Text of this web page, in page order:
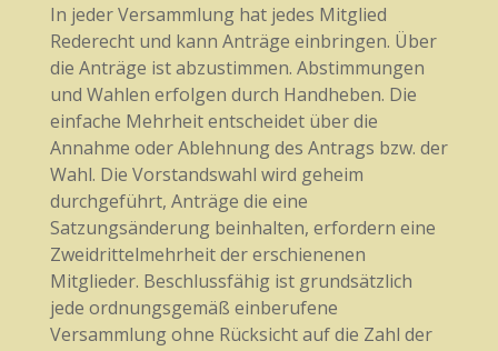
In jeder Versammlung hat jedes Mitglied
Rederecht und kann Anträge einbringen. Über
die Anträge ist abzustimmen. Abstimmungen
und Wahlen erfolgen durch Handheben. Die
einfache Mehrheit entscheidet über die
Annahme oder Ablehnung des Antrags bzw. der
Wahl. Die Vorstandswahl wird geheim
durchgeführt, Anträge die eine
Satzungsänderung beinhalten, erfordern eine
Zweidrittelmehrheit der erschienenen
Mitglieder. Beschlussfähig ist grundsätzlich
jede ordnungsgemäß einberufene
Versammlung ohne Rücksicht auf die Zahl der